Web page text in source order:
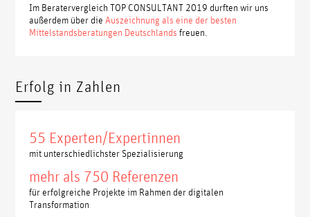
Im Beratervergleich TOP CONSULTANT 2019 durften wir uns
außerdem über dieAuszeichnung als eine der besten
Mittelstandsberatungen Deutschlands freuen.
Erfolg in Zahlen
55 Experten/Expertinnen
mit unterschiedlichster Spezialisierung
mehr als 750 Referenzen
für erfolgreiche Projekte im Rahmen der digitalen
Transformation